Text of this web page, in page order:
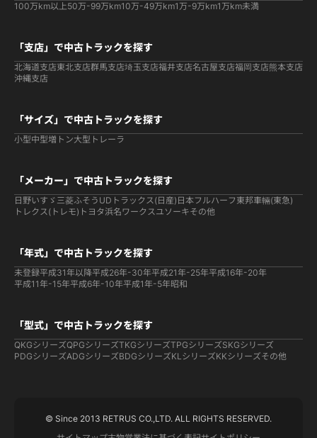
100万km以上50万-99万km10万-49万km1万-9万km1万km未満
「支店」で中古トラックを探す
北海道支店東北支店群馬支店埼玉支店福井支店名古屋支店福岡支店熊本支店
沖縄支店
「サイズ」で中古トラックを探す
小型中型増トン大型 トレーラ
「メーカー」で中古トラックを探す
日野いすゞ 三菱ふそう UDトラックス(日産) 日本フルハーフ 東邦車輛(東急)
トレクス(トレモ) トヨタ浜名ワークスユソーキその他
「年式」で中古トラックを探す
未登録平成31年以降平成26年-30年平成21年-25年平成16年-20年
平成11年-15年平成6年-10年平成1年-5年昭和
「型式」で中古トラックを探す
QKGシリーズQPGシリーズTKGシリーズTPGシリーズSKGシリーズ
PDGシリーズADGシリーズBDGシリーズKLシリーズKKシリーズその他
© Since 2013 RETRUS CO.,LTD. ALL RIGHTS RESERVED.